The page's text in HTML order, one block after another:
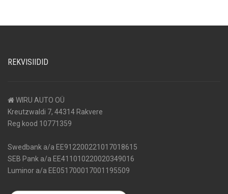
REKVISIIDID
WIRU AUTO OÜ
Kreutzwaldi 7, 44314 Rakvere
Reg kood 10771359
Swedbank a/a EE912200221017018615
SEB Pank a/a EE411010220020349016
Luminor a/a EE051700017001195509